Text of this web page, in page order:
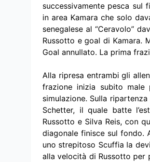
successivamente pesca sul
in area Kamara che solo
senegalese al “Ceravolo”
Russotto e goal di Kamara.
Goal annullato. La prima
Alla ripresa entrambi gli
frazione inizia subito male
simulazione. Sulla
Schetter, il quale batte
Russotto e Silva Reis, con
diagonale finisce sul fondo.
uno strepitoso Scuffia la
alla velocità di Russotto per